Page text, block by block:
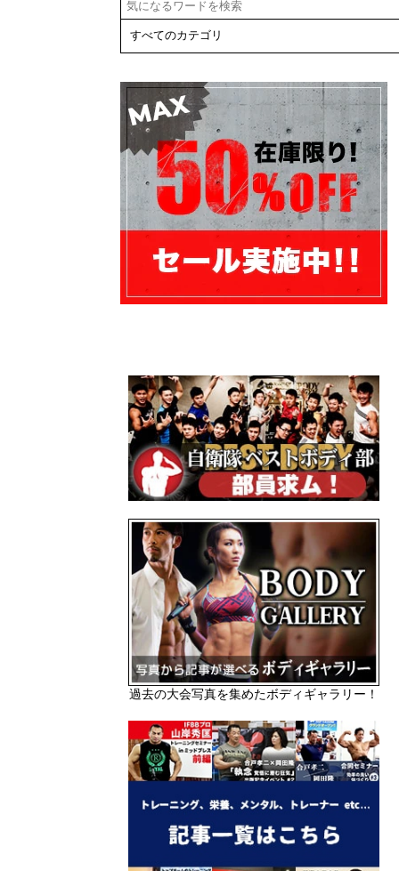
田茂
過去の大会写真を集めたボディギャラリー！